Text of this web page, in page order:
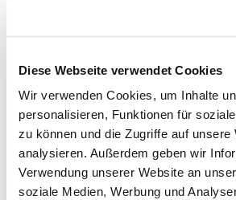
Diese Webseite verwendet Cookies
Wir verwenden Cookies, um Inhalte
personalisieren, Funktionen für
zu können und die Zugriffe auf unsere
analysieren. Außerdem geben wir
Verwendung unserer Website an
soziale Medien, Werbung und
Chronologisch
2026
2025
2024